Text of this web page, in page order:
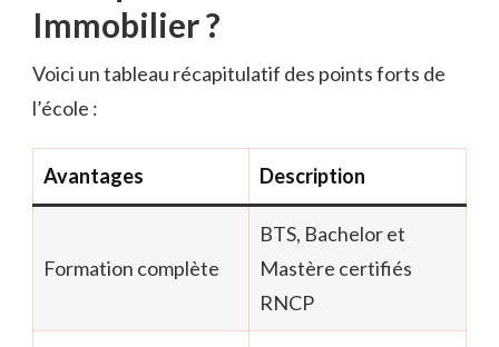
Immobilier ?
Voici un tableau récapitulatif des points forts de
l’école :
Avantages Description
Formation complète
BTS, Bachelor et
Mastère certifiés
RNCP